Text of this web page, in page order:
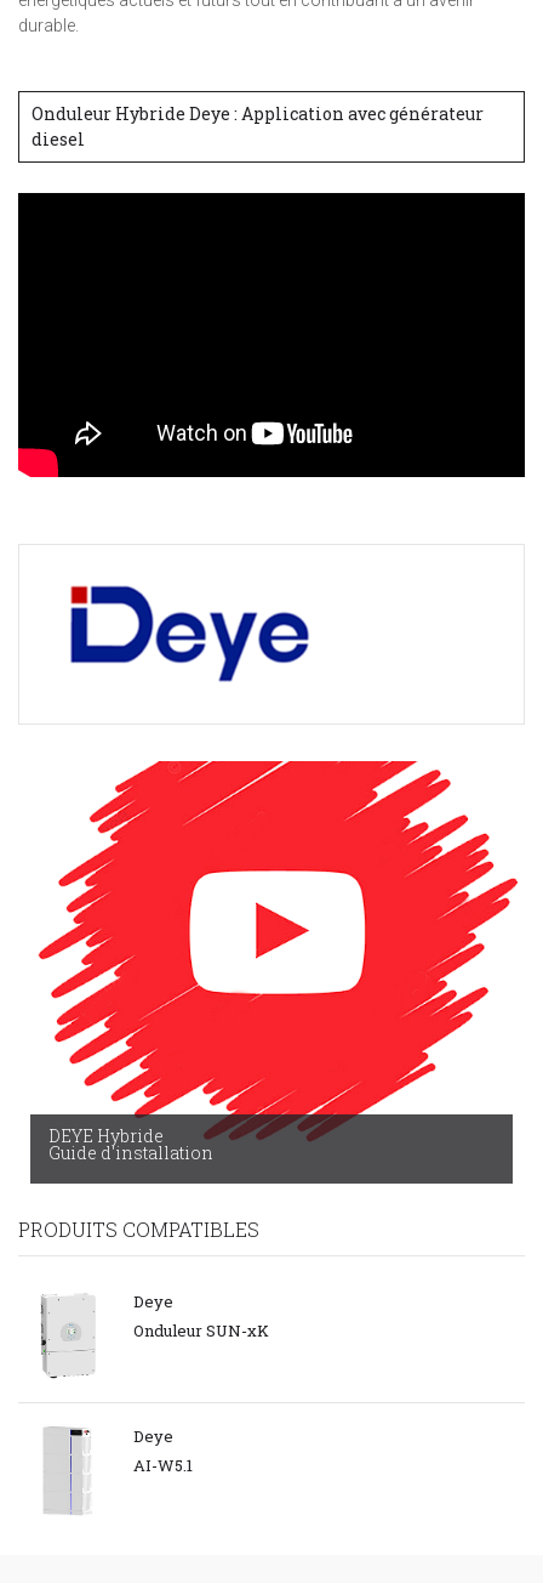
durable.
Onduleur Hybride Deye : Application avec générateur
diesel
DEYE Hybride
Guide d'installation
PRODUITS COMPATIBLES
Deye
Onduleur SUN-xK
Deye
AI-W5.1